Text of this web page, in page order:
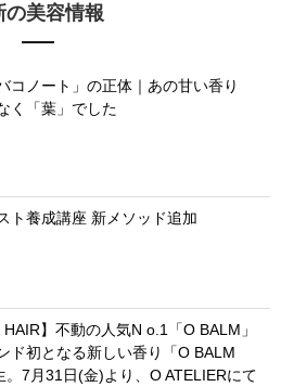
の美容情報
コノート」の正体｜あの甘い香り
く「葉」でした
ト養成講座 新メソッド追加
HAIR】不動の人気N o.1「O BALM」
ド初となる新しい香り「O BALM
。7月31日(金)より、O ATELIERにて